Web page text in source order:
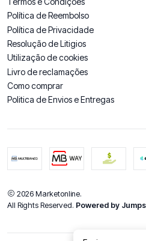
Política de Reembolso
Política de Privacidade
Resolução de Litigios
Utilização de cookies
Livro de reclamações
Como comprar
Politica de Envios e Entregas
2026 Marketonline.
All Rights Reserved. Powered by